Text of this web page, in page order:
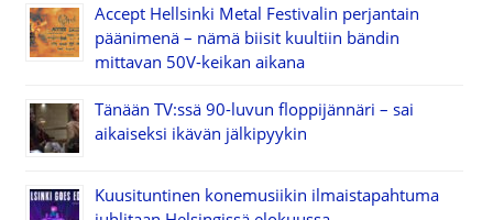
Accept Hellsinki Metal Festivalin perjantain
päänimenä – nämä biisit kuultiin bändin
mittavan 50V-keikan aikana
Tänään TV:ssä 90-luvun floppijännäri – sai
aikaiseksi ikävän jälkipyykin
Kuusituntinen konemusiikin ilmaistapahtuma